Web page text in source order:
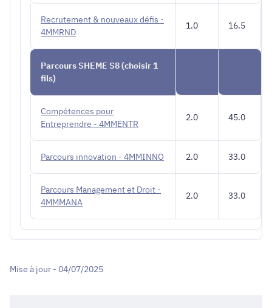
Recrutement & nouveaux défis -
4MMRND
1.0 16.5
Parcours SHEME S8 (choisir 1
fils)
Compétences pour
Entreprendre - 4MMENTR
2.0 45.0
Parcours innovation - 4MMINNO 2.0 33.0
Parcours Management et Droit -
4MMMANA
2.0 33.0
Mise à jour - 04/07/2025